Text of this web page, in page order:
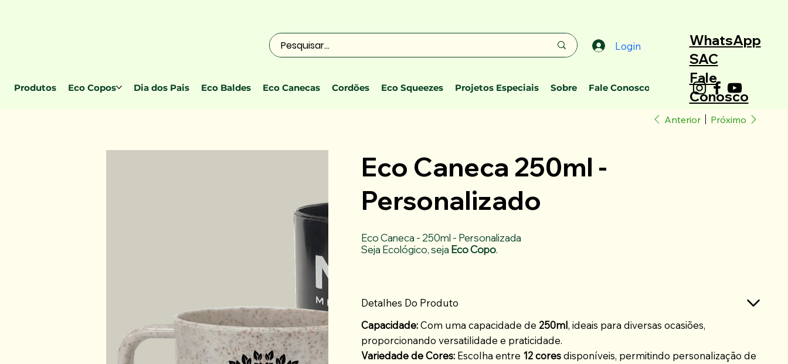
Login
WhatsApp
SAC
Fale
Conosco
Produtos Eco Copos Dia dos Pais Eco Baldes Eco Canecas Cordões Eco Squeezes Projetos Especiais Sobre Fale Conosco
Anterior Próximo
Eco Caneca 250ml -
Personalizado
Eco Caneca - 250ml - Personalizada
Seja Ecológico, seja Eco Copo.
Detalhes Do Produto
Capacidade:Com uma capacidade de 250ml, ideais para diversas ocasiões,
proporcionando versatilidade e praticidade.
Variedade de Cores: Escolha entre 12 coresdisponíveis, permitindo personalização de